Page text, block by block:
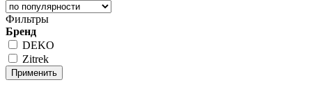
Фильтры
Бренд
DEKO
Zitrek